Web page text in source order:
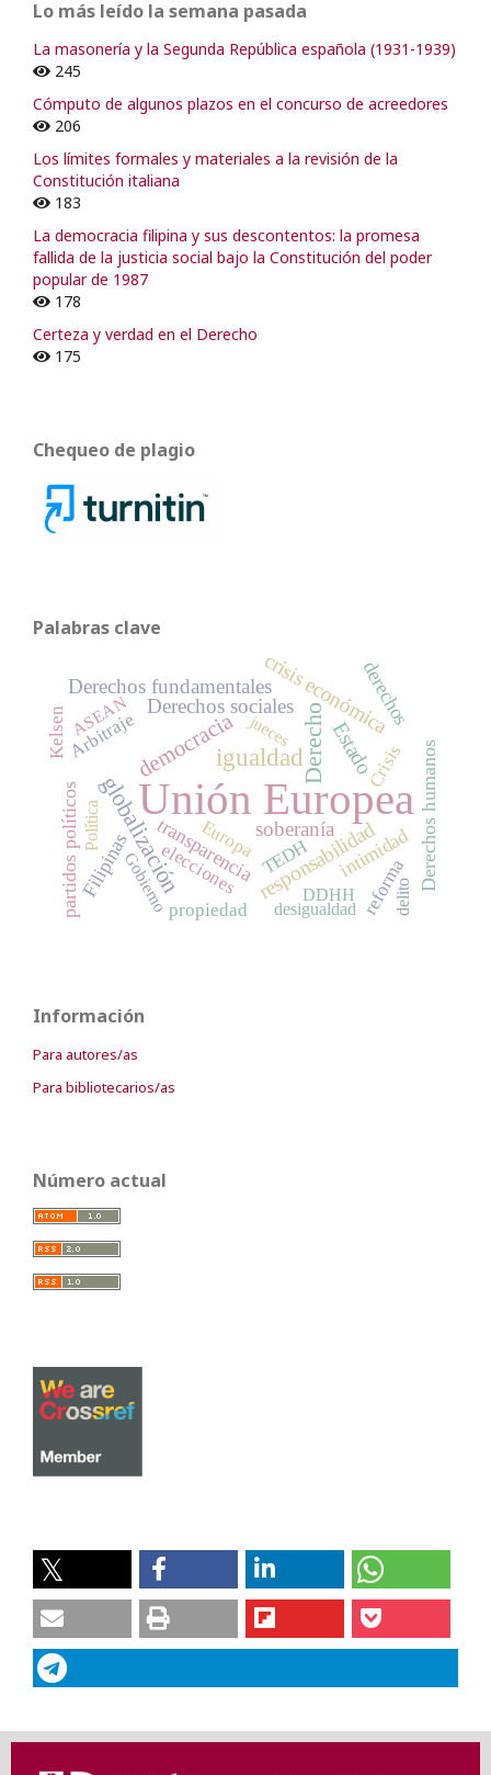
Lo más leído la semana pasada
La masonería y la Segunda República española (1931-1939)
245
Cómputo de algunos plazos en el concurso de acreedores
206
Los límites formales y materiales a la revisión de la
Constitución italiana
183
La democracia filipina y sus descontentos: la promesa
fallida de la justicia social bajo la Constitución del poder
popular de 1987
178
Certeza y verdad en el Derecho
175
Chequeo de plagio
Palabras clave
Unión Europea
igualdad
globalización
Derecho
democracia
crisis económica
Derechos sociales
Estado
soberanía
responsabilidad
Derechos fundamentales
Derechos humanos
transparencia intimidad
Filipinas
derechos
partidos políticos
Crisis
reforma
TEDH
elecciones
Europa
Arbitraje
propiedad
Kelsen
Política
Gobierno desigualdad
ASEAN jueces
delito
DDHH
Información
Para autores/as
Para bibliotecarios/as
Número actual